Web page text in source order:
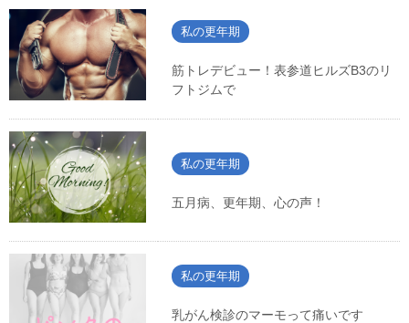
私の更年期
筋トレデビュー！表参道ヒルズB3のリ
フトジムで
私の更年期
五月病、更年期、心の声！
私の更年期
乳がん検診のマーモって痛いです